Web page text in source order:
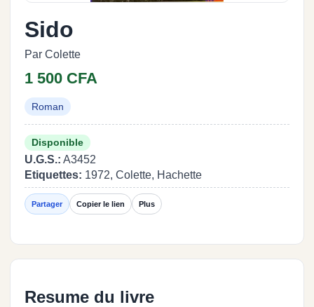
Sido
Par Colette
1 500 CFA
Roman
Disponible
U.G.S.: A3452
Etiquettes: 1972, Colette, Hachette
Partager Copier le lien Plus
Resume du livre